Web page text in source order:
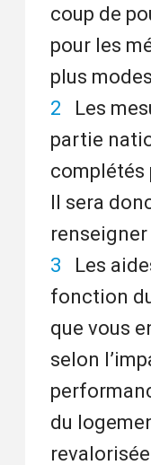
coup de
pour les
plus
Les
partie
complétés
Il sera
Les
fonction
que vous
selon
du